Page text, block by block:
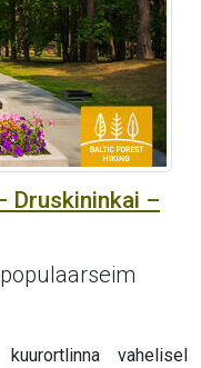
Druskininkai –
vahelisel